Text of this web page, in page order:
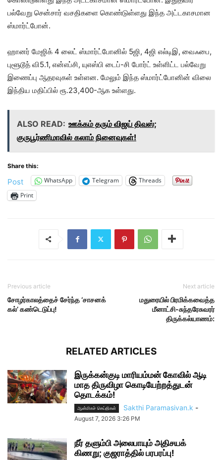
பல்வேறு சென்சார் வசதிகளை கொண்டுள்ளது இந்த அட்டகாசமான
ஸ்மார்ட்போன்.
ஹானர் மேஜிக் 4 லைட் ஸ்மார்ட்போனில் 5ஜி, 4ஜி எல்டிஇ, வைஃபை,
புளூடூத் வி5.1, என்எப்சி, யுஎஸ்பி டைப்-சி போர்ட் உள்ளிட்ட பல்வேறு
இணைப்பு ஆதரவுகள் உள்ளன. மேலும் இந்த ஸ்மார்ட்போனின் விலை
இந்திய மதிப்பில் ரூ.23,400-ஆக உள்ளது.
ALSO READ: ஊக்கம் தரும் விஜய் திவஸ்;
குருபூர்ணிமாவில் கலாம் நினைவுகள்!
Share this:
Post WhatsApp Telegram
Threads
Print
Previous article
சோழர்காலத்தைச் சேர்ந்த ‘சாசனக்
கல்’ கண்டெடுப்பு!
Next article
மதுரையில் பிரமிக்கவைத்த
மீனாட்சி-சுந்தரேசுவரர்
திருக்கல்யாணம்:
RELATED ARTICLES
இருக்கன்குடி மாரியம்மன் கோவில் ஆடி
மாத திருவிழா கொடியேற்றத்துடன்
தொடக்கம்!
ஆன்மிகச் செய்திகள் Sakthi Paramasivan.k -
August 7, 2026 3:26 PM
நீர் தளும்பி அலைபாயும் அதிசயக்
கிணறு; குஜராத்தில் பரபரப்பு!